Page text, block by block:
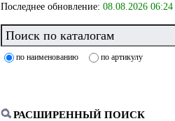
по наименованию по артикулу
РАСШИРЕННЫЙ ПОИСК
Последнее обновление: 08.08.2026 06:24